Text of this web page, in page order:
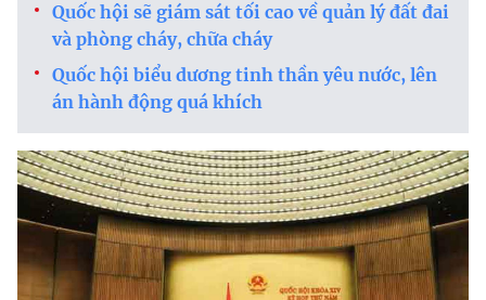
Quốc hội sẽ giám sát tối cao về quản lý đất đai
và phòng cháy, chữa cháy
Quốc hội biểu dương tinh thần yêu nước, lên
án hành động quá khích